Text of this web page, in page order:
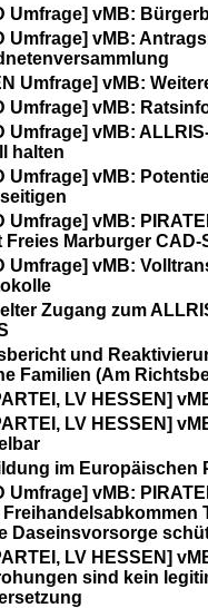
Umfrage] vMB:
Umfrage] vMB:
Umfrage] vMB:
Umfrage] vMB:
Umfrage] vMB:
halten
Umfrage] vMB:
Umfrage] vMB:
Marburger CAD-
Umfrage] vMB:
Zugang zum
und
Familien (Am
LV HESSEN]
LV HESSEN]
im Europäischen
Umfrage] vMB:
Daseinsvorsorge
LV HESSEN]
sind kein